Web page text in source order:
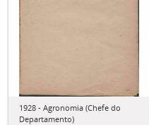
1928 - Agronomia (Chefe do
Departamento)